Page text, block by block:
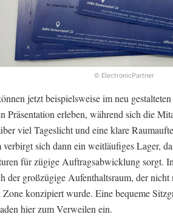
© ElectronicPartner
jetzt beispielsweise im neu
Präsentation erleben, während sich die
viel Tageslicht und eine klare
verbirgt sich dann ein weitläufiges Lager,
für zügige Auftragsabwicklung sorgt.
der großzügige Aufenthaltsraum, der nicht
konzipiert wurde. Eine bequeme
hier zum Verweilen ein.